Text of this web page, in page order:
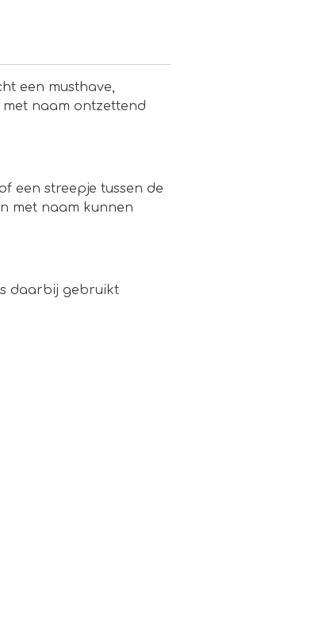
een musthave,
naam ontzettend
een streepje tussen de
met naam kunnen
daarbij gebruikt